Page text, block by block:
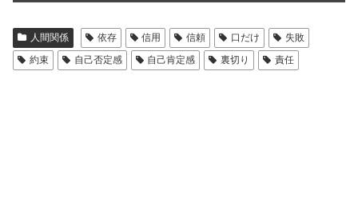
人間関係 依存 信用 信頼 口だけ
失敗
約束
自己否定感 自己肯定感 裏切り 責任